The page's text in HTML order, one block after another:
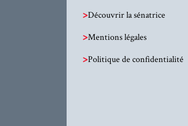
>Découvrir la sénatrice
>Mentions légales
>Politique de confidentialité